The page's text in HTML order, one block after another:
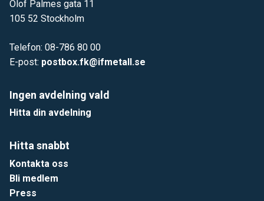
Olof Palmes gata 11
105 52 Stockholm
Telefon: 08-786 80 00
E-post: postbox.fk@ifmetall.se
Ingen avdelning vald
Hitta din avdelning
Hitta snabbt
Kontakta oss
Bli medlem
Press